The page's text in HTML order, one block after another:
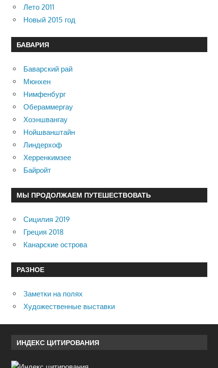
Лето 2011
Новый 2015 год
БАВАРИЯ
Баварский рай
Мюнхен
Нимфенбург
Обераммергау
Хоэншвангау
Нойшванштайн
Линдерхоф
Херренкимзее
Байройт
МЫ ПРОДОЛЖАЕМ ПУТЕШЕСТВОВАТЬ
Сицилия 2019
Греция 2018
Канарские острова
РАЗНОЕ
Заметки на полях
Художественные выставки
ИНДЕКС ЦИТИРОВАНИЯ